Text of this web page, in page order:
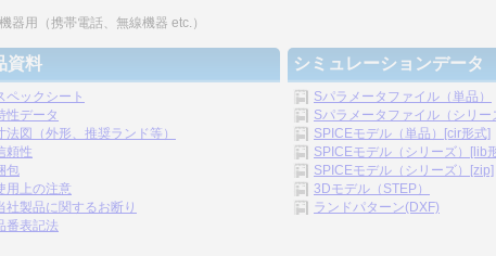
器用（携帯電話、無線機器 etc.）
資料
ペックシート
性データ
法図（外形、推奨ランド等）
頼性
包
用上の注意
社製品に関するお断り
番表記法
シミュレーションデータ
Sパラメータファイル（単品）
Sパラメータファイル（シリー
SPICEモデル（単品）[cir形式]
SPICEモデル（シリーズ）[lib
SPICEモデル（シリーズ）[zip]
3Dモデル（STEP）
ランドパターン(DXF)